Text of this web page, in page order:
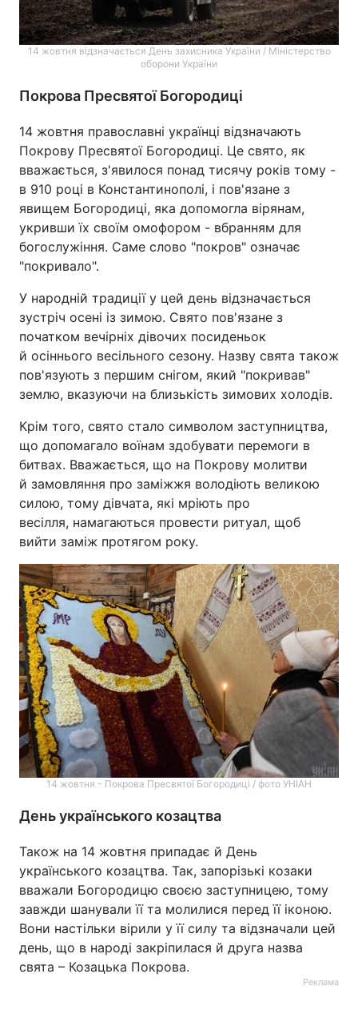
14 жовтня відзначається День захисника України / Міністерство
оборони України
Покрова Пресвятої Богородиці
14 жовтня православні українці відзначають
Покрову Пресвятої Богородиці. Це свято, як
вважається, з'явилося понад тисячу років тому -
в 910 році в Константинополі, і пов'язане з
явищем Богородиці, яка допомогла вірянам,
укривши їх своїм омофором - вбранням для
богослужіння. Саме слово "покров" означає
"покривало".
У народній традиції у цей день відзначається
зустріч осені із зимою. Свято пов'язане з
початком вечірніх дівочих посиденьок
й осіннього весільного сезону. Назву свята також
пов'язують з першим снігом, який "покривав"
землю, вказуючи на близькість зимових холодів.
Крім того, свято стало символом заступництва,
що допомагало воїнам здобувати перемоги в
битвах. Вважається, що на Покрову молитви
й замовляння про заміжжя володіють великою
силою, тому дівчата, які мріють про
весілля, намагаються провести ритуал, щоб
вийти заміж протягом року.
14 жовтня - Покрова Пресвятої Богородиці / фото УНІАН
День українського козацтва
Також на 14 жовтня припадає й День
українського козацтва. Так, запорізькі козаки
вважали Богородицю своєю заступницею, тому
завжди шанували її та молилися перед її іконою.
Вони настільки вірили у її силу та відзначали цей
день, що в народі закріпилася й друга назва
свята – Козацька Покрова.
Реклама